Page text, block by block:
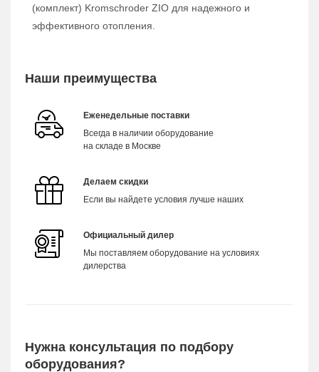
(комплект) Kromschroder ZIO для надежного и
эффективного отопления.
Наши преимущества
Еженедельные поставки
Всегда в наличии оборудование
на складе в Москве
Делаем скидки
Если вы найдете условия лучше наших
Официальный дилер
Мы поставляем оборудование на условиях
дилерства
Нужна консультация по подбору
оборудования?